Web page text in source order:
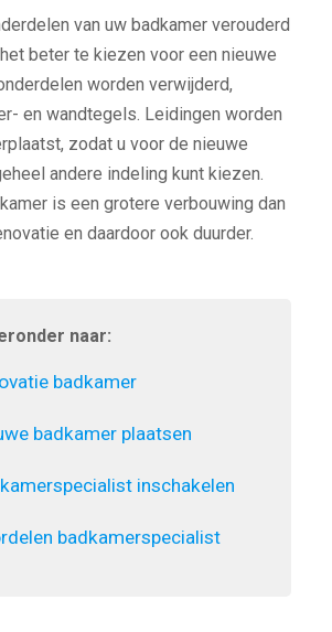
van uw badkamer verouderd
beter te kiezen voor een nieuwe
worden verwijderd,
en wandtegels. Leidingen worden
zodat u voor de nieuwe
andere indeling kunt kiezen.
is een grotere verbouwing dan
en daardoor ook duurder.
naar:
badkamer
badkamer plaatsen
inschakelen
badkamerspecialist